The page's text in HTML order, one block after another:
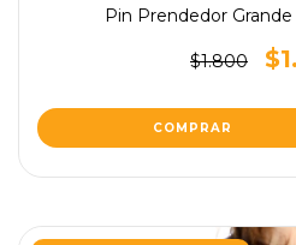
Pin Prendedor
$1.800